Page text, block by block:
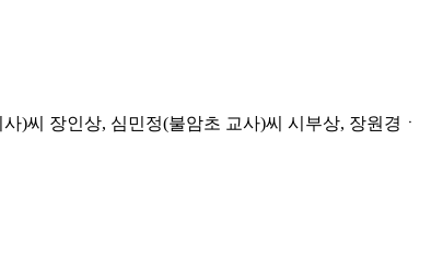
)씨 장인상, 심민정(불암초 교사)씨 시부상, 장원경ㆍ